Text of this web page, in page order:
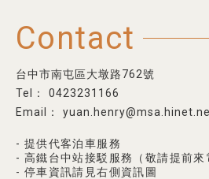
Contact
台中市南屯區大墩路762號
0423231166
- 提供代客泊車服務
- 高鐵台中站接駁服務（敬請提前來
- 停車資訊請見右側資訊圖